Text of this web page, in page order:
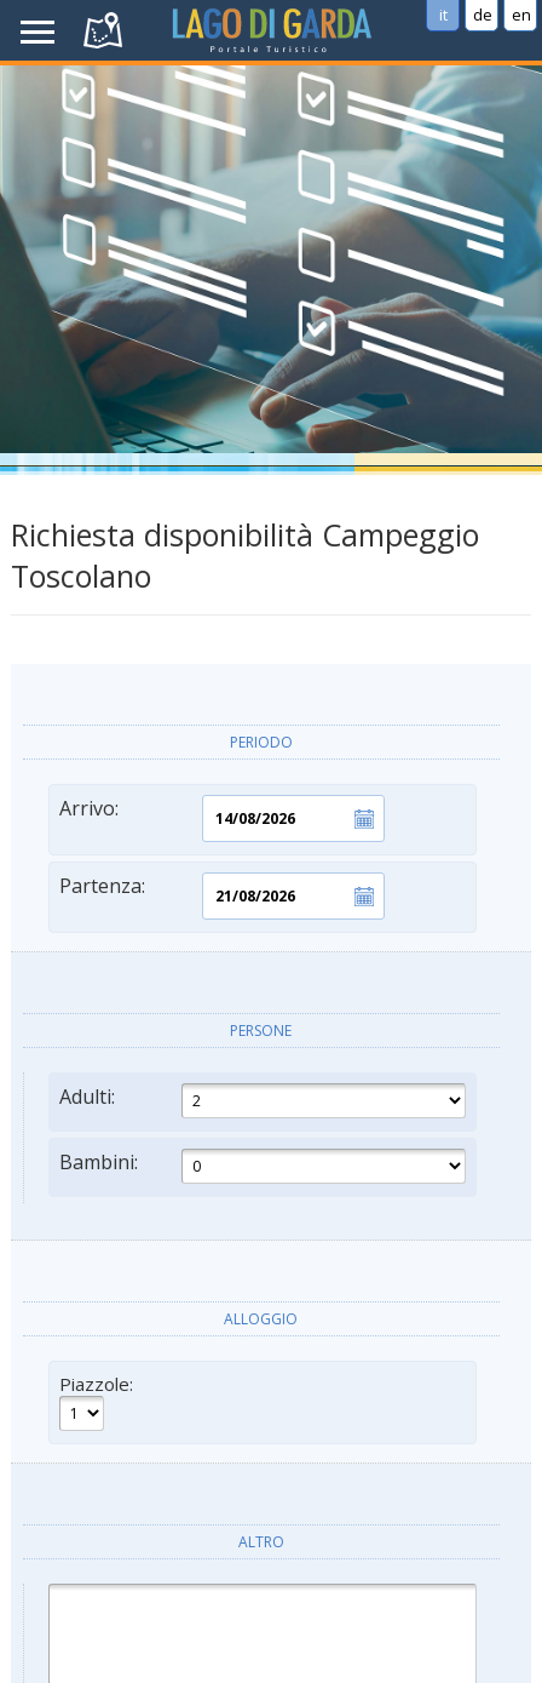
it de en
Richiesta disponibilità Campeggio
Toscolano
PERIODO
Arrivo:
Partenza:
PERSONE
Adulti:
Bambini:
ALLOGGIO
Piazzole:
ALTRO